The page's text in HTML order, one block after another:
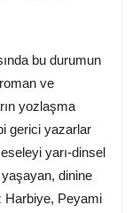
bu durumun
ve
yozlaşma
gerici yazarlar
yarı-dinsel
dinine
Harbiye, Peyami